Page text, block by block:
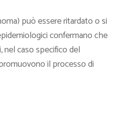
può essere ritardato o si
confermano che
nel caso specifico del
il processo di